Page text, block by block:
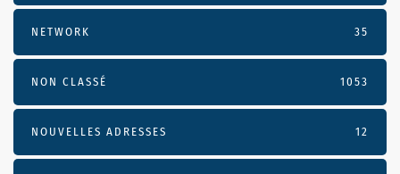
NETWORK 35
NON CLASSÉ 1053
NOUVELLES ADRESSES 12